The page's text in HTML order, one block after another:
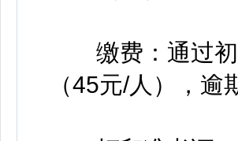
缴费：通过初
（45元/人），